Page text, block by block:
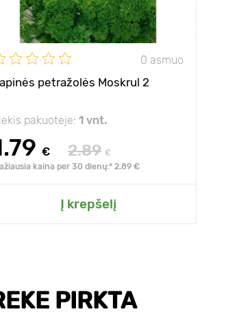
0 asmuo
petražolės Moskrul 2
pakuotėje: 1 vnt.
€ 2.89 €
kaina per 30 dienų:* 2.89 €
Į krepšelį
PIRKTA